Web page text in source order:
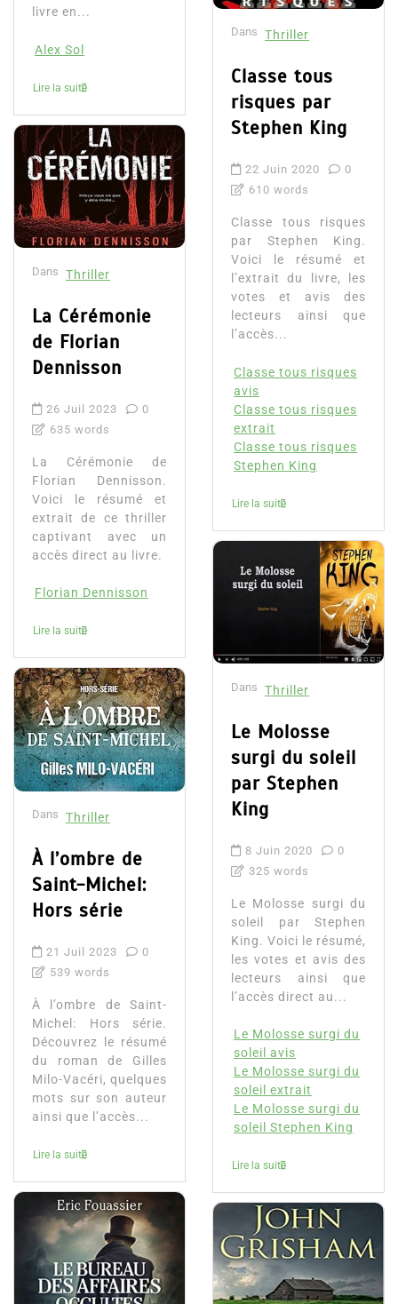
livre en...
Alex Sol
Lire la suite
Dans Thriller
La Cérémonie
de Florian
Dennisson
26 Juil 2023
0
635 words
La Cérémonie de
Florian Dennisson.
Voici le résumé et
extrait de ce thriller
captivant avec un
accès direct au livre.
Florian Dennisson
Lire la suite
Dans Thriller
À l’ombre de
Saint-Michel:
Hors série
21 Juil 2023
0
539 words
À l’ombre de Saint-
Michel: Hors série.
Découvrez le résumé
du roman de Gilles
Milo-Vacéri, quelques
mots sur son auteur
ainsi que l’accès...
Lire la suite
Dans Thriller
Classe tous
risques par
Stephen King
22 Juin 2020
0
610 words
Classe tous risques
par Stephen King.
Voici le résumé et
l’extrait du livre, les
votes et avis des
lecteurs ainsi que
l’accès...
Classe tous risques
avis
Classe tous risques
extrait
Classe tous risques
Stephen King
Lire la suite
Dans Thriller
Le Molosse
surgi du soleil
par Stephen
King
8 Juin 2020
0
325 words
Le Molosse surgi du
soleil par Stephen
King. Voici le résumé,
les votes et avis des
lecteurs ainsi que
l’accès direct au...
Le Molosse surgi du
soleil avis
Le Molosse surgi du
soleil extrait
Le Molosse surgi du
soleil Stephen King
Lire la suite